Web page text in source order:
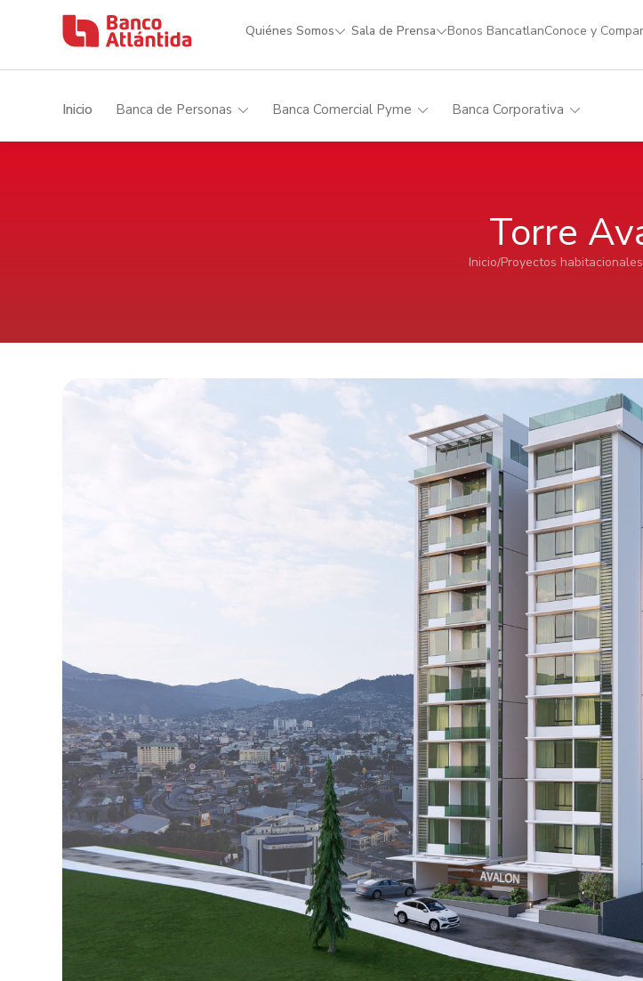
Quiénes Somos Sala de Prensa Bonos BancatlanConoce y
Inicio Banca de Personas Banca Comercial Pyme Banca Corporativa
Torre
Inicio Proyectos habitacionales